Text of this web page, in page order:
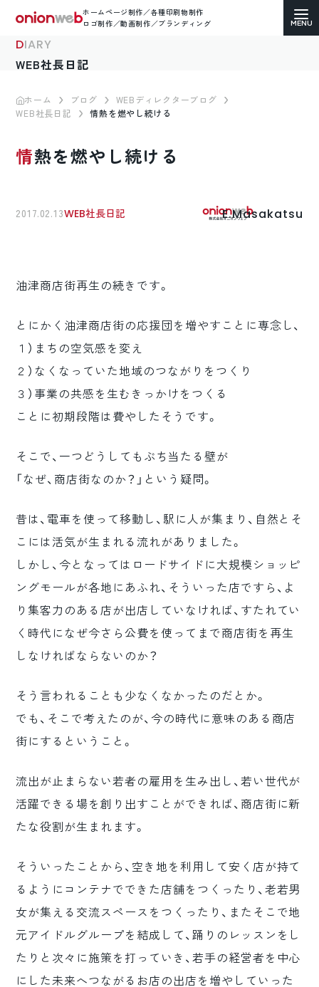
ホームページ制作／各種印刷物制作
ロゴ制作／動画制作／ブランディング
ホームページ制作
コーポレートサイト
ロゴマーク制作
ブランディング
DIARY
WEB社長日記
ホーム ブログ
WEBディレクターブログ
WEB社長日記
情熱を燃やし続ける
情熱を燃やし続ける
2017.02.13WEB社長日記 E.Masakatsu
油津商店街再生の続きです。
とにかく油津商店街の応援団を増やすことに専念し、
１）まちの空気感を変え
２）なくなっていた地域のつながりをつくり
３）事業の共感を生むきっかけをつくる
ことに初期段階は費やしたそうです。
そこで、一つどうしてもぶち当たる壁が
「なぜ、商店街なのか？」という疑問。
昔は、電車を使って移動し、駅に人が集まり、自然とそ
こには活気が生まれる流れがありました。
しかし、今となってはロードサイドに大規模ショッピ
ングモールが各地にあふれ、そういった店ですら、よ
り集客力のある店が出店していなければ、すたれてい
く時代になぜ今さら公費を使ってまで商店街を再生
しなければならないのか？
そう言われることも少なくなかったのだとか。
でも、そこで考えたのが、今の時代に意味のある商店
街にするということ。
流出が止まらない若者の雇用を生み出し、若い世代が
活躍できる場を創り出すことができれば、商店街に新
たな役割が生まれます。
そういったことから、空き地を利用して安く店が持て
るようにコンテナでできた店舗をつくったり、老若男
女が集える交流スペースをつくったり、またそこで地
元アイドルグループを結成して、踊りのレッスンをし
たりと次々に施策を打っていき、若手の経営者を中心
にした未来へつながるお店の出店を増やしていった